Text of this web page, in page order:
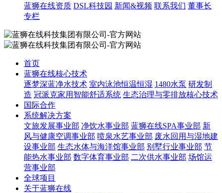
蓝狮在线资质 DSL科技园 新闻&视频 联系我们 董事长
专栏
首页
蓝狮在线核心技术
逐梦深蓝净水技术 室内泳池恒温恒湿 1480水泵 研发制
造 冠派克家用智能舒适系统 生态治理与零排放核心技术
国际合作
系统解决方案
文旅发展事业部 净饮水事业部 蓝狮在线SPA事业部 新
风与健康空调事业部 喷泉水艺事业部 废水回用与湿地建
设事业部 生态水体与海洋馆事业部 别墅行业事业部 节
能热水事业部 数字体育事业部 二次供水事业部 场馆运
营事业部
全球项目
关于蓝狮在线